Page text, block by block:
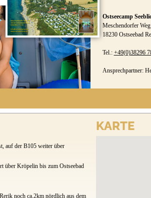
Ostseecamp
Meschendorfer
18230 Ostseebad
Tel.: +49(0)38296
Ansprechpartner:
auf der B105 weiter über
über Kröpelin bis zum Ostseebad
noch ca.2km nördlich aus dem
KARTE